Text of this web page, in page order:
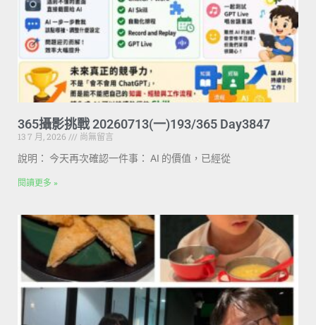
365攝影挑戰 20260713(一)193/365 Day3847
13 7 月, 2026
尚無留言
說明： 今天再次確認一件事： AI 的價值，已經從
閱讀更多 »